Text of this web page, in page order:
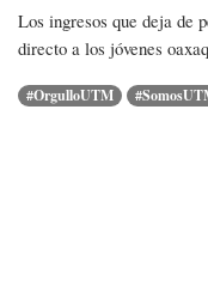
Los ingresos que deja de
directo a los jóvenes
#OrgulloUTM